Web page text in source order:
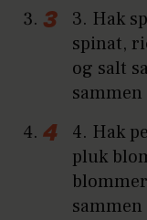
3. Hak
spinat,
og salt
4. Hak
pluk